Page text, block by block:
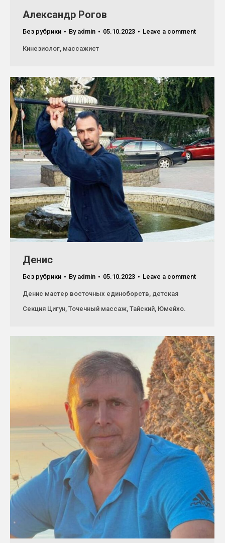
Александр Рогов
Без рубрики By admin 05.10.2023 Leave a comment
Кинезиолог, массажист
Денис
Без рубрики By admin 05.10.2023 Leave a comment
Денис мастер восточных единоборств, детская
Секция Цигун, Точечный массаж, Тайский, Юмейхо.